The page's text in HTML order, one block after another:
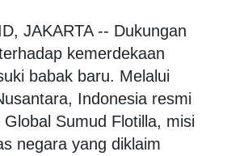
JAKARTA -- Dukungan
kemerdekaan
babak baru. Melalui
Indonesia resmi
Sumud Flotilla, misi
negara yang diklaim